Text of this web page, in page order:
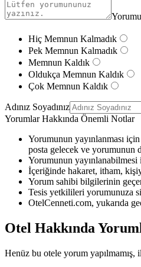
Hiç Memnun Kalmadık
Pek Memnun Kalmadık
Memnun Kaldık
Oldukça Memnun Kaldık
Çok Memnun Kaldık
Adınız Soyadınız
Yorumlar Hakkında Önemli Notlar
Yorumunun yayınlanması
posta gelecek ve yorumunun
Yorumunun
İçeriğinde hakaret, itham,
Yorum sahibi bilgilerinin
Tesis yetkilileri yorumunuza
OtelCenneti.com, yukarıda
Otel Hakkında
Henüz bu otele yorum